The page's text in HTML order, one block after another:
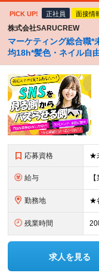
PICK UP! 正社員 面接情
株式会社SARUCREW
マーケティング総合職*
均18h*髪色・ネイル自
応募資格
給与
勤務地
残業時間 20
求人を見る